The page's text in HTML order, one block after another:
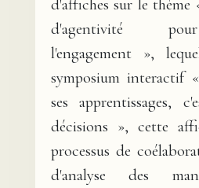
d'affiches sur le thème
d'agentivité
l'engagement »,
symposium interactif
ses apprentissages,
décisions », cette
processus de
d'analyse des